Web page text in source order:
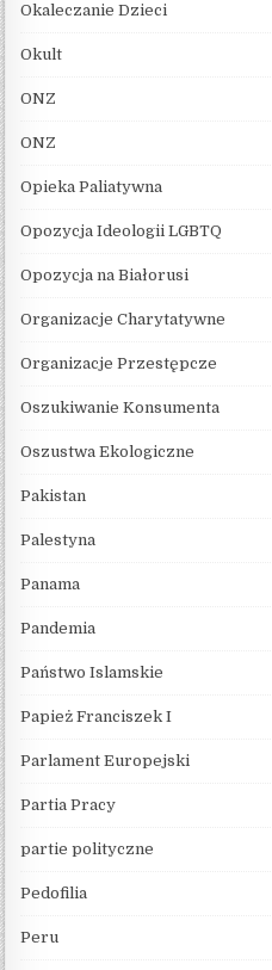
Okaleczanie Dzieci
Okult
ONZ
ONZ
Opieka Paliatywna
Opozycja Ideologii LGBTQ
Opozycja na Białorusi
Organizacje Charytatywne
Organizacje Przestępcze
Oszukiwanie Konsumenta
Oszustwa Ekologiczne
Pakistan
Palestyna
Panama
Pandemia
Państwo Islamskie
Papież Franciszek I
Parlament Europejski
Partia Pracy
partie polityczne
Pedofilia
Peru